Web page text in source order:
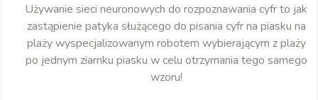
Używanie sieci neuronowych do rozpoznawania cyfr to jak
zastąpienie patyka służącego do pisania cyfr na piasku na
plaży wyspecjalizowanym robotem wybierającym z plaży
po jednym ziarnku piasku w celu otrzymania tego samego
wzoru!